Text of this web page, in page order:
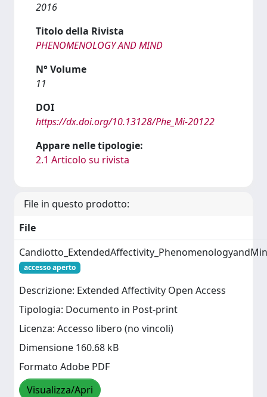
2016
Titolo della Rivista
PHENOMENOLOGY AND MIND
N° Volume
11
DOI
https://dx.doi.org/10.13128/Phe_Mi-20122
Appare nelle tipologie:
2.1 Articolo su rivista
File in questo prodotto:
File
accesso aperto
Descrizione: Extended Affectivity Open Access
Tipologia: Documento in Post-print
Licenza: Accesso libero (no vincoli)
Dimensione 160.68 kB
Formato Adobe PDF
Visualizza/Apri